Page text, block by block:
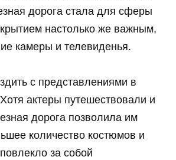
дорога стала для сферы
настолько же важным,
камеры и телевиденья.
с представлениями в
актеры путешествовали и
дорога позволила им
количество костюмов и
за собой